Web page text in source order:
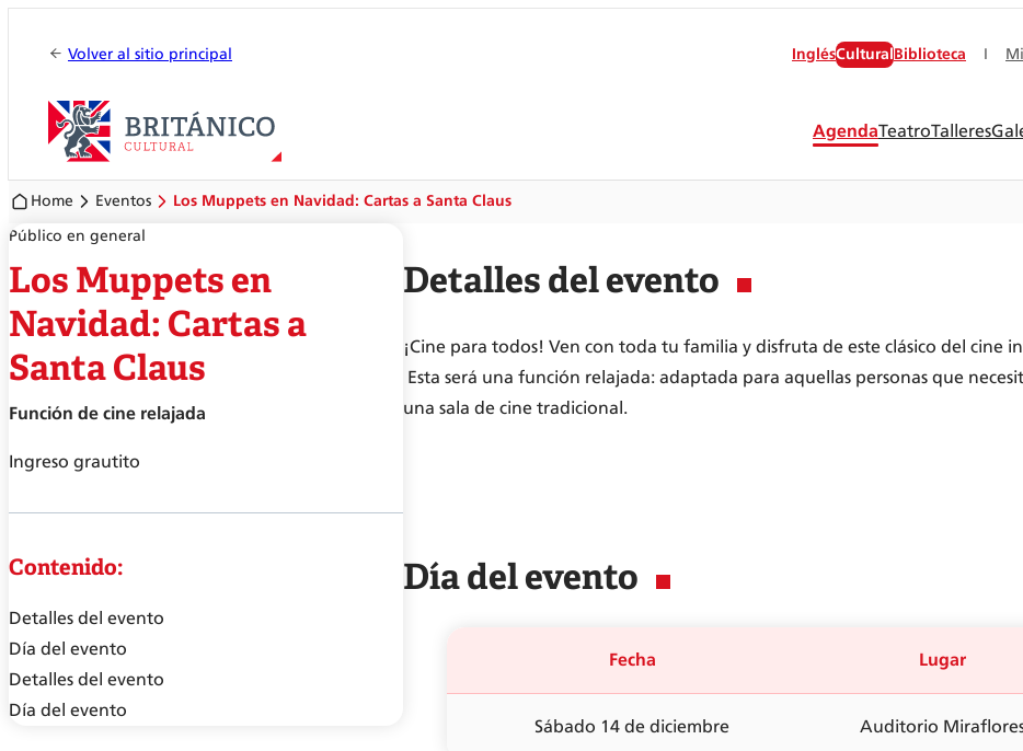
Volver al sitio principal InglésCulturalBiblioteca I
AgendaTeatroTalleres
Home Eventos
Los Muppets en Navidad: Cartas a Santa Claus
Público en general
Los Muppets en
Navidad: Cartas a
Santa Claus
Función de cine relajada
Ingreso grautito
Contenido:
Detalles del evento
Día del evento
Detalles del evento
Día del evento
Detalles del evento
¡Cine para todos! Ven con toda tu familia y disfruta de este clásico del cine
Esta será una función relajada: adaptada para aquellas personas que
una sala de cine tradicional.
Día del evento
Fecha Lugar
Sábado 14 de diciembre Auditorio